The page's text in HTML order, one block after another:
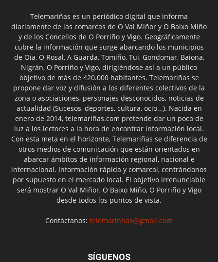
Telemariñas es un periódico digital que informa
diariamente de las comarcas de O Val Miñor y O Baixo Miño
y de los Concellos de O Porriño y Vigo. Geográficamente
cubre la información que surge abarcando los municipios
de Oia, O Rosal, A Guarda, Tomiño, Tui, Gondomar, Baiona,
Nigrán, O Porriño y Vigo, dirigiéndose así a un público
objetivo de más de 420.000 habitantes. Telemariñas se
propone dar voz y difusión a los diferentes colectivos de la
zona o asociaciones, personajes desconocidos, noticias de
actualidad (Sucesos, deportes, cultura, ocio...). Nacida en
enero de 2014, telemariñas.com pretende dar un poco de
luz a los lectores a la hora de encontrar información local.
Con esta meta en el horizonte, Telemariñas se diferencia de
otros medios de comunicación que están orientados en
abarcar ámbitos de información regional, nacional e
internacional. Información rápida y comarcal, centrándonos
por supuesto en el mercado local. El objetivo irrenunciable
será mostrar O Val Miñor, O Baixo Miño, O Porriño y Vigo
desde todos los puntos de vista.
Contáctanos: telemarinhas@gmail.com
SÍGUENOS